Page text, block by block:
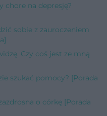
chore na depresję?
sobie z zauroczeniem
Czy coś jest ze mną
szukać pomocy? [Porada
o córkę [Porada